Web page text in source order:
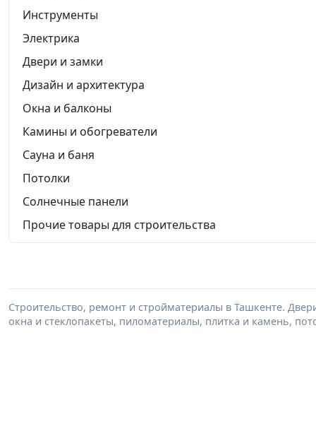
Инструменты
Электрика
Двери и замки
Дизайн и архитектура
Окна и балконы
Камины и обогреватели
Сауна и баня
Потолки
Солнечные панели
Прочие товары для строительства
Строительство, ремонт и стройматериалы в Ташкенте.
окна и стеклопакеты, пиломатериалы, плитка и камень,